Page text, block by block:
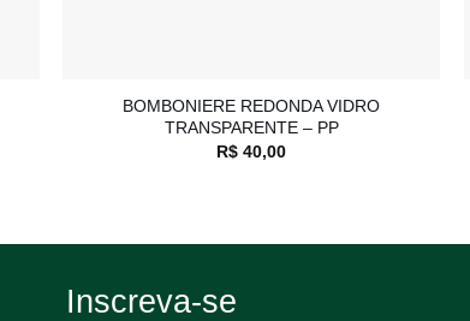
BOMBONIERE REDONDA VIDRO
TRANSPARENTE – PP
R$ 40,00
Inscreva-se